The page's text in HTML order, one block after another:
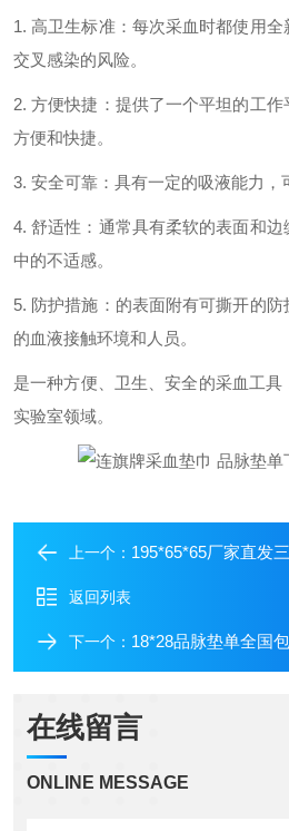
1.高卫生标准：每次采血时都使用全
交叉感染的风险。
2.方便快捷：提供了一个平坦的工
方便和快捷。
3. 安全可靠：具有一定的吸液能力，
4.舒适性：通常具有柔软的表面和
中的不适感。
5. 防护措施：的表面附有可撕开的
的血液接触环境和人员。
是一种方便、卫生、安全的采血工
实验室领域。
上一个： 195*65*65厂家直发三
返回列表
下一个： 18*28品脉垫单全国
在线留言
ONLINE MESSAGE